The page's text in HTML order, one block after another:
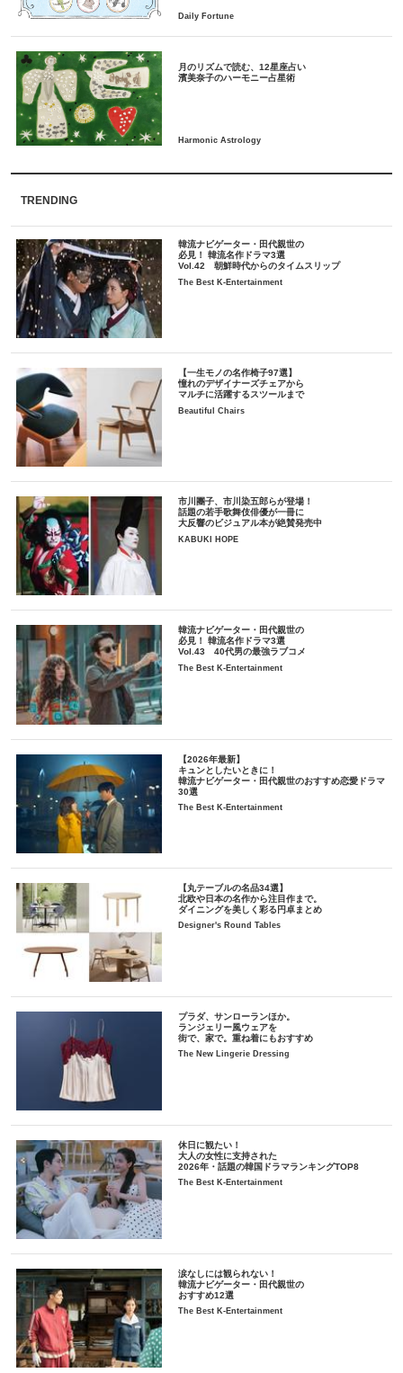
月のリズムで読む、12星座占い
TRENDING
韓流ナビゲーター・田代親世の
必見！ 韓流名作ドラマ3選
Vol.42 朝鮮時代からのタイムスリップ
The Best K-Entertainment
【一生モノの名作椅子97選】
憧れのデザイナーズチェアから
マルチに活躍するスツールまで
Beautiful Chairs
市川團子、市川染五郎らが登場！
話題の若手歌舞伎俳優が一冊に
大反響のビジュアル本が絶賛発売中
KABUKI HOPE
韓流ナビゲーター・田代親世の
必見！ 韓流名作ドラマ3選
Vol.43 40代男の最強ラブコメ
The Best K-Entertainment
【2026年最新】
キュンとしたいときに！
韓流ナビゲーター・田代親世のおすすめ恋愛ドラマ
30選
The Best K-Entertainment
【丸テーブルの名品34選】
北欧や日本の名作から注目作まで。
ダイニングを美しく彩る円卓まとめ
Designer's Round Tables
プラダ、サンローランほか。
ランジェリー風ウェアを
街で、家で。重ね着にもおすすめ
The New Lingerie Dressing
休日に観たい！
大人の女性に支持された
2026年・話題の韓国ドラマランキングTOP8
The Best K-Entertainment
涙なしには観られない！
韓流ナビゲーター・田代親世の
おすすめ12選
The Best K-Entertainment